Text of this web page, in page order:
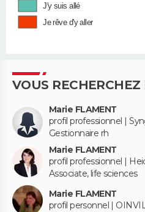
J'y suis allé
Je rêve d'y aller
VOUS RECHERCHEZ
Marie FLAMENT
profil professionnel |
Gestionnaire rh
Marie FLAMENT
profil professionnel |
Associate, life sciences
Marie FLAMENT
profil personnel |